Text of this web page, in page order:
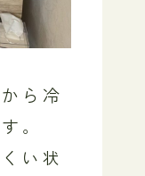
ら冷
。
い状